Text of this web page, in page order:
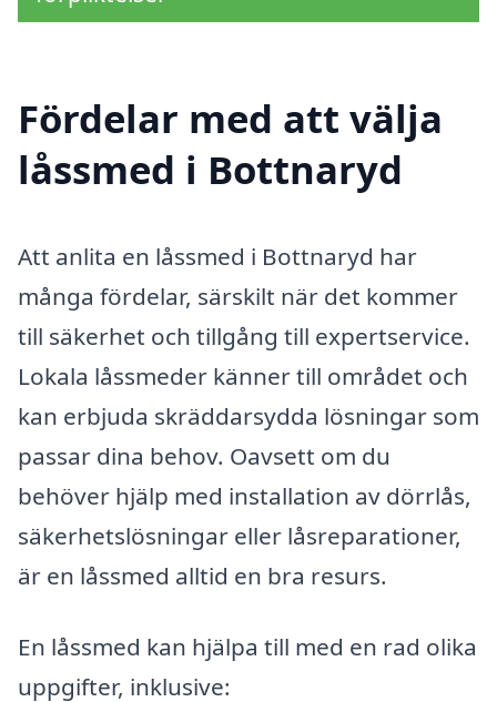
Fördelar med att välja
låssmed i Bottnaryd
Att anlita en låssmed i Bottnaryd har
många fördelar, särskilt när det kommer
till säkerhet och tillgång till expertservice.
Lokala låssmeder känner till området och
kan erbjuda skräddarsydda lösningar som
passar dina behov. Oavsett om du
behöver hjälp med installation av dörrlås,
säkerhetslösningar eller låsreparationer,
är en låssmed alltid en bra resurs.
En låssmed kan hjälpa till med en rad olika
uppgifter, inklusive: